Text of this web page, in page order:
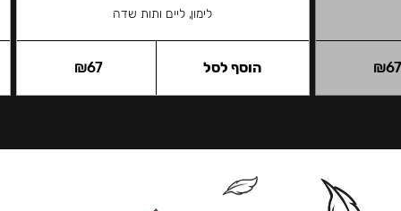
₪
לימון, ליים ותות שדה
₪67 הוסף לסל